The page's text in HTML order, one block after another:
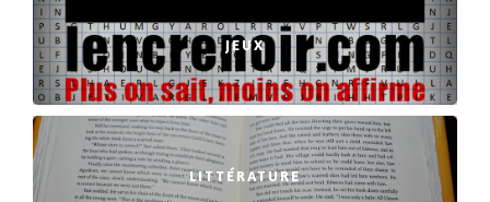
JEUX
LITTÉRATURE